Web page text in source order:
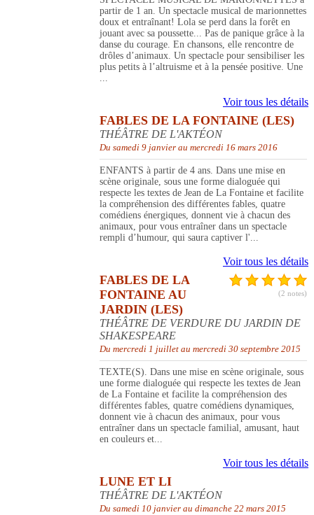
partir de 1 an. Un spectacle musical de marionnettes
doux et entraînant! Lola se perd dans la forêt en
jouant avec sa poussette... Pas de panique grâce à la
danse du courage. En chansons, elle rencontre de
drôles d’animaux. Un spectacle pour sensibiliser les
plus petits à l’altruisme et à la pensée positive. Une
...
Voir tous les détails
FABLES DE LA FONTAINE (LES)
THÉÂTRE DE L'AKTÉON
Du samedi 9 janvier au mercredi 16 mars 2016
ENFANTS à partir de 4 ans. Dans une mise en
scène originale, sous une forme dialoguée qui
respecte les textes de Jean de La Fontaine et facilite
la compréhension des différentes fables, quatre
comédiens énergiques, donnent vie à chacun des
animaux, pour vous entraîner dans un spectacle
rempli d’humour, qui saura captiver l'...
Voir tous les détails
(2 notes)
FABLES DE LA
FONTAINE AU
JARDIN (LES)
THÉÂTRE DE VERDURE DU JARDIN DE
SHAKESPEARE
Du mercredi 1 juillet au mercredi 30 septembre 2015
TEXTE(S). Dans une mise en scène originale, sous
une forme dialoguée qui respecte les textes de Jean
de La Fontaine et facilite la compréhension des
différentes fables, quatre comédiens dynamiques,
donnent vie à chacun des animaux, pour vous
entraîner dans un spectacle familial, amusant, haut
en couleurs et...
Voir tous les détails
LUNE ET LI
THÉÂTRE DE L'AKTÉON
Du samedi 10 janvier au dimanche 22 mars 2015